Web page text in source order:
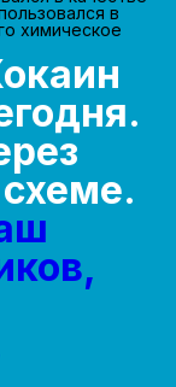
в
химическое